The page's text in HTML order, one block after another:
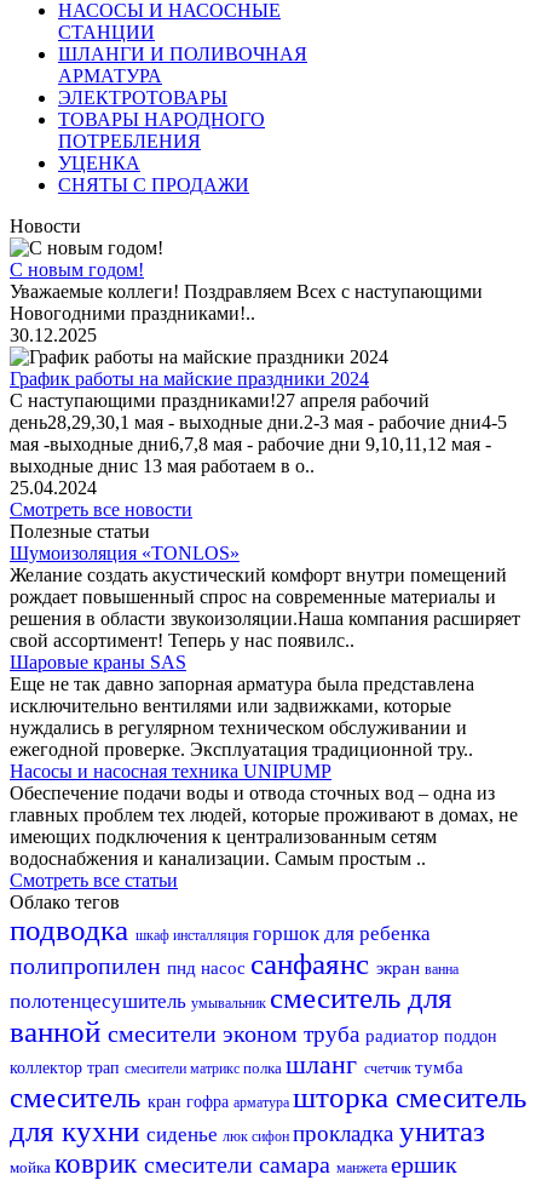
НАСОСЫ И НАСОСНЫЕ
СТАНЦИИ
ШЛАНГИ И ПОЛИВОЧНАЯ
АРМАТУРА
ЭЛЕКТРОТОВАРЫ
ТОВАРЫ НАРОДНОГО
ПОТРЕБЛЕНИЯ
УЦЕНКА
СНЯТЫ С ПРОДАЖИ
Новости
С новым годом!
Уважаемые коллеги! Поздравляем Всех с наступающими
Новогодними праздниками!..
30.12.2025
График работы на майские праздники 2024
С наступающими праздниками!27 апреля рабочий
день28,29,30,1 мая - выходные дни.2-3 мая - рабочие дни4-5
мая -выходные дни6,7,8 мая - рабочие дни 9,10,11,12 мая -
выходные днис 13 мая работаем в о..
25.04.2024
Смотреть все новости
Полезные статьи
Шумоизоляция «TONLOS»
Желание создать акустический комфорт внутри помещений
рождает повышенный спрос на современные материалы и
решения в области звукоизоляции.Наша компания расширяет
свой ассортимент! Теперь у нас появилс..
Шаровые краны SAS
Еще не так давно запорная арматура была представлена
исключительно вентилями или задвижками, которые
нуждались в регулярном техническом обслуживании и
ежегодной проверке. Эксплуатация традиционной тру..
Насосы и насосная техника UNIPUMP
Обеспечение подачи воды и отвода сточных вод – одна из
главных проблем тех людей, которые проживают в домах, не
имеющих подключения к централизованным сетям
водоснабжения и канализации. Самым простым ..
Смотреть все статьи
Облако тегов
подводка шкаф инсталляция горшок для ребенка
полипропилен пнд насос санфаянс экран ванна
полотенцесушитель умывальник смеситель для
ванной смесители эконом труба радиатор поддон
коллектор трап смесители матрикс полка шланг счетчик тумба
смеситель кран гофра арматура шторка смеситель
для кухни сиденье люк сифон прокладка унитаз
мойка коврик смесители самара манжета ершик